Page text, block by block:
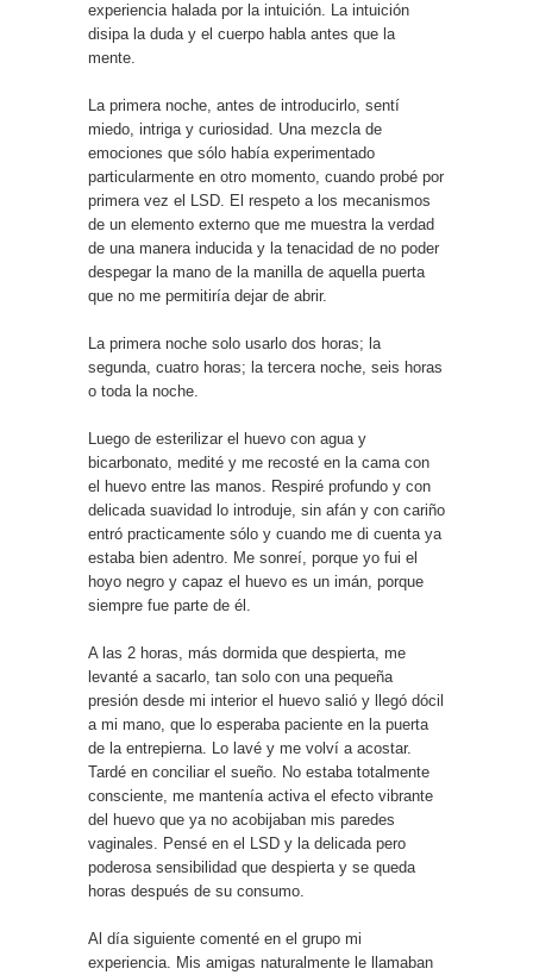
experiencia halada por la intuición. La intuición
disipa la duda y el cuerpo habla antes que la
mente.
La primera noche, antes de introducirlo, sentí
miedo, intriga y curiosidad. Una mezcla de
emociones que sólo había experimentado
particularmente en otro momento, cuando probé por
primera vez el LSD. El respeto a los mecanismos
de un elemento externo que me muestra la verdad
de una manera inducida y la tenacidad de no poder
despegar la mano de la manilla de aquella puerta
que no me permitiría dejar de abrir.
La primera noche solo usarlo dos horas; la
segunda, cuatro horas; la tercera noche, seis horas
o toda la noche.
Luego de esterilizar el huevo con agua y
bicarbonato, medité y me recosté en la cama con
el huevo entre las manos. Respiré profundo y con
delicada suavidad lo introduje, sin afán y con cariño
entró practicamente sólo y cuando me di cuenta ya
estaba bien adentro. Me sonreí, porque yo fui el
hoyo negro y capaz el huevo es un imán, porque
siempre fue parte de él.
A las 2 horas, más dormida que despierta, me
levanté a sacarlo, tan solo con una pequeña
presión desde mi interior el huevo salió y llegó dócil
a mi mano, que lo esperaba paciente en la puerta
de la entrepierna. Lo lavé y me volví a acostar.
Tardé en conciliar el sueño. No estaba totalmente
consciente, me mantenía activa el efecto vibrante
del huevo que ya no acobijaban mis paredes
vaginales. Pensé en el LSD y la delicada pero
poderosa sensibilidad que despierta y se queda
horas después de su consumo.
Al día siguiente comenté en el grupo mi
experiencia. Mis amigas naturalmente le llamaban